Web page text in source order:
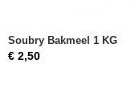
Soubry Bakmeel 1 KG
€ 2,50